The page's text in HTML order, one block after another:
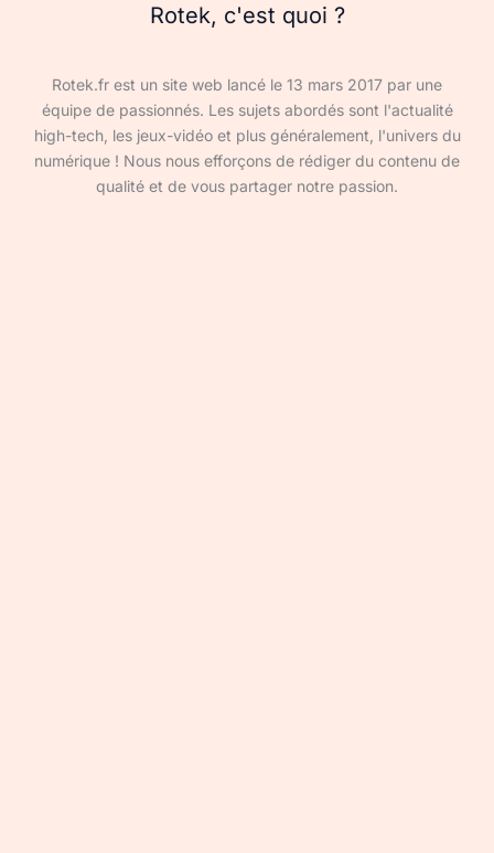
Rotek, c'est quoi ?
Rotek.fr est un site web lancé le 13 mars 2017 par une
équipe de passionnés. Les sujets abordés sont l'actualité
high-tech, les jeux-vidéo et plus généralement, l'univers du
numérique ! Nous nous efforçons de rédiger du contenu de
qualité et de vous partager notre passion.